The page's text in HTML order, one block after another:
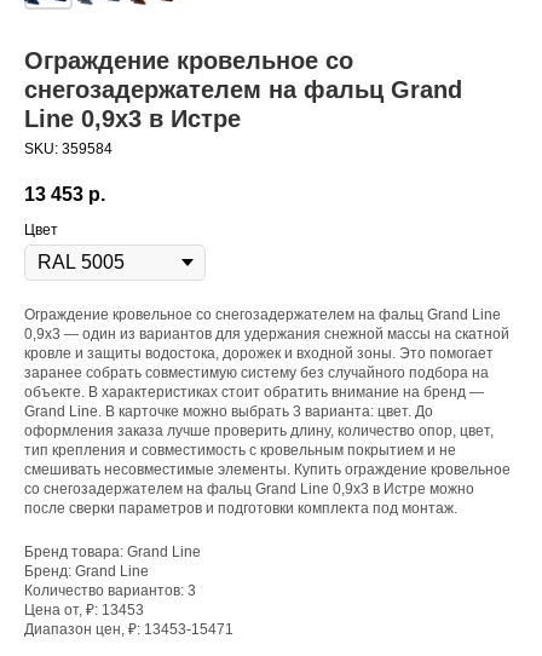
Ограждение кровельное со
снегозадержателем на фальц Grand
Line 0,9х3 в Истре
SKU: 359584
13 453 р.
Цвет
Ограждение кровельное со снегозадержателем на фальц Grand Line
0,9х3 — один из вариантов для удержания снежной массы на скатной
кровле и защиты водостока, дорожек и входной зоны. Это помогает
заранее собрать совместимую систему без случайного подбора на
объекте. В характеристиках стоит обратить внимание на бренд —
Grand Line. В карточке можно выбрать 3 варианта: цвет. До
оформления заказа лучше проверить длину, количество опор, цвет,
тип крепления и совместимость с кровельным покрытием и не
смешивать несовместимые элементы. Купить ограждение кровельное
со снегозадержателем на фальц Grand Line 0,9х3 в Истре можно
после сверки параметров и подготовки комплекта под монтаж.
Бренд товара: Grand Line
Бренд: Grand Line
Количество вариантов: 3
Цена от, ₽: 13453
Диапазон цен, ₽: 13453-15471